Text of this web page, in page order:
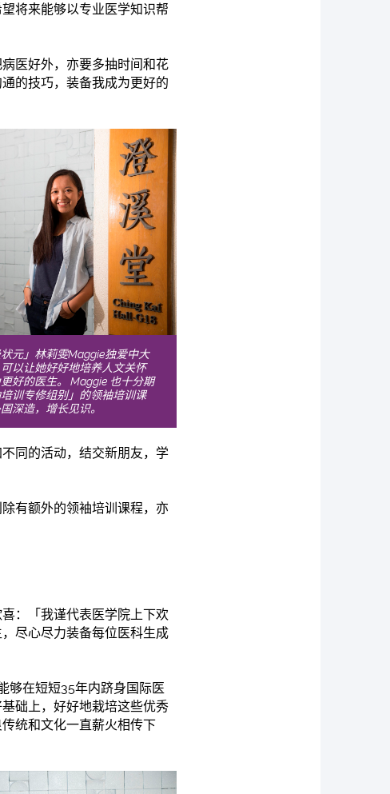
将来能够以专业医学知识帮
医好外，亦要多抽时间和花
的技巧，装备我成为更好的
元」林莉雯Maggie独爱中大
以让她好好地培养人文关怀
好的医生。 Maggie 也十分期
训专修组别」的领袖培训课
深造，增长见识。
同的活动，结交新朋友，学
有额外的领袖培训课程，亦
：「我谨代表医学院上下欢
尽心尽力装备每位医科生成
够在短短35年内跻身国际医
础上，好好地栽培这些优秀
统和文化一直薪火相传下